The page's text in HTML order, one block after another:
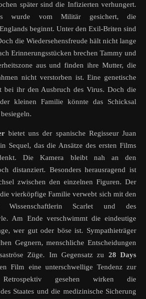
später sind die Infizierten verhungert.
wurde vom Militär gesichert, die
beginnt. Unter den Exil-Briten sind
die Wiedersehensfreude hält nicht lange
Erinnerungsstücken brechen Tammy und
aus und finden ihre Mutter, die
nicht verstorben ist. Eine genetische
bei ihr den Ausbruch des Virus. Doch die
kleinen Familie könnte das Schicksal
bietet uns der spanische Regisseur Juan
Sequel, das die Ansätze des ersten Films
Die Kamera bleibt nah an den
distanziert. Besonders herausragend ist
zwischen den einzelnen Figuren. Der
vierköpfige Familie verwebt sich mit den
Wissenschaftlerin Scarlet und des
Am Ende verschwimmt die eindeutige
wer gut oder böse ist. Sympathieträger
Gegnern, menschliche Entscheidungen
Züge. Im Gegensatz zu 28 Days
Film eine unterschwellige Tendenz zur
Retrospektiv gesehen wirken die
Staates und die medizinische Sicherung